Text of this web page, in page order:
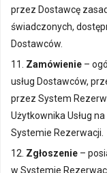
przez Dostawcę
świadczonych,
Dostawców.
11. Zamówienie –
usług Dostawców,
przez System
Użytkownika Usług
Systemie Rezerwacji.
12. Zgłoszenie –
w Systemie